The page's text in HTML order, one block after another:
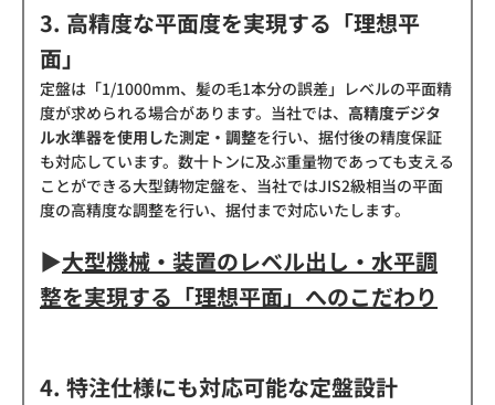
3. 高精度な平面度を実現する「理想平
面」
定盤は「1/1000mm、髪の毛1本分の誤差」レベルの平面精
度が求められる場合があります。当社では、 高精度デジタ
ル水準器を使用した測定・調整を行い、据付後の精度保証
も対応しています。数十トンに及ぶ重量物であっても支える
ことができる大型鋳物定盤を、当社ではJIS2級相当の平面
度の高精度な調整を行い、据付まで対応いたします。
▶大型機械・装置のレベル出し・水平調
整を実現する「理想平面」へのこだわり
4. 特注仕様にも対応可能な定盤設計